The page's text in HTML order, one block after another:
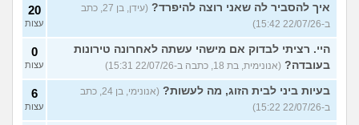
איך להסביר לה שאני רוצה להיפרד?
(עידן, בן 27, כתב
ב-22/07/26 15:42)
20
עצות
היי. רציתי לבדוק אם מישהי עשתה לאחרונה טירונות
בעובדה? (אנונימית, בת 18, כתבה ב-22/07/26 15:31)
0
עצות
בעיות ביני לבית הזוג, מה לעשות?
(אנונימי, בן 24, כתב
ב-22/07/26 15:22)
6
עצות